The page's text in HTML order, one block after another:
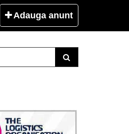
Adauga anunt